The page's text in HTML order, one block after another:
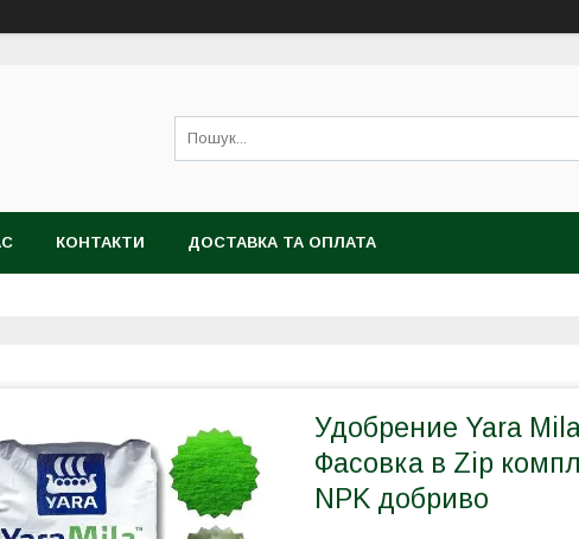
КОНТАКТИ ДОСТАВКА ТА ОПЛАТА
Удобрение Yara
Фасовка в Zip
NPK добриво